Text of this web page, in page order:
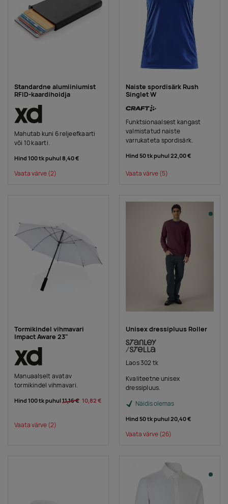
Standardne alumiiniumist
RFID-kaardihoidja
Mahutab kuni 6 reljeefkaarti
või 10 kaarti.
Hind 100 tk puhul8,40 €
Vaata värve(2)
Naiste spordisärk Rush
Singlet W
Funktsionaalsest kangast
valmistatud naiste
varrukateta spordisärk.
Hind 50 tk puhul22,00 €
Vaata värve(5)
Tormikindel vihmavari
Impact Aware 23"
Manuaalselt avatav
tormikindel vihmavari.
Hind 100 tk puhul11,16 € 10,82 €
Vaata värve(2)
Unisex dressipluus Roller
Laos 302 tk
Kvaliteetne unisex
dressipluus.
Näidis olemas
Hind 50 tk puhul20,40 €
Vaata värve(26)